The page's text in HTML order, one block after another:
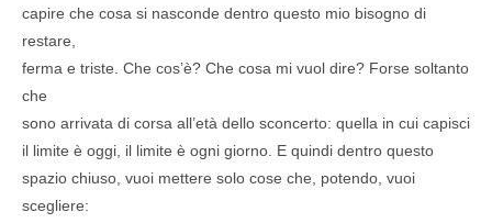
capire che cosa si nasconde dentro questo mio bisogno di
restare,
ferma e triste. Che cos’è? Che cosa mi vuol dire? Forse soltanto
che
sono arrivata di corsa all’età dello sconcerto: quella in cui capisci
il limite è oggi, il limite è ogni giorno. E quindi dentro questo
spazio chiuso, vuoi mettere solo cose che, potendo, vuoi
scegliere: